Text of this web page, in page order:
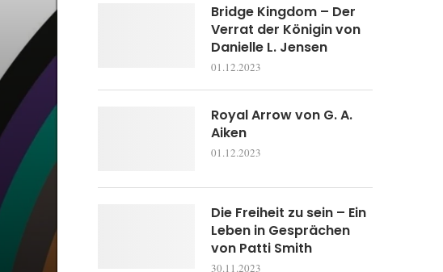
Bridge Kingdom – Der
Verrat der Königin von
Danielle L. Jensen
01.12.2023
Royal Arrow von G. A.
Aiken
01.12.2023
Die Freiheit zu sein – Ein
Leben in Gesprächen
von Patti Smith
30.11.2023